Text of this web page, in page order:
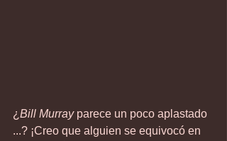
¿Bill Murray parece un poco aplastado
...? ¡Creo que alguien se equivocó en